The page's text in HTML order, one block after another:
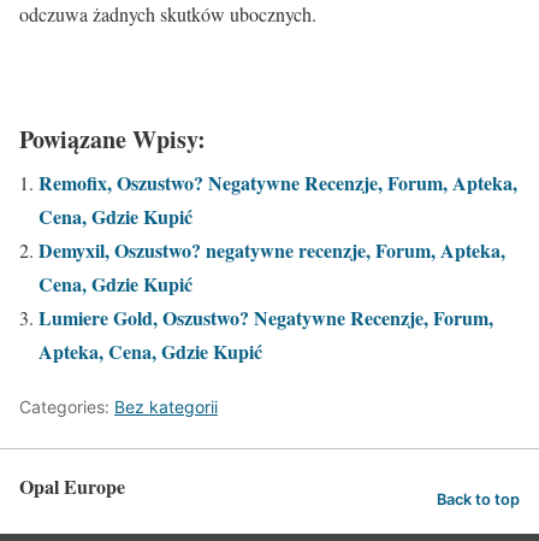
odczuwa żadnych skutków ubocznych.
Powiązane Wpisy:
Remofix, Oszustwo? Negatywne Recenzje, Forum, Apteka,
Cena, Gdzie Kupić
Demyxil, Oszustwo? negatywne recenzje, Forum, Apteka,
Cena, Gdzie Kupić
Lumiere Gold, Oszustwo? Negatywne Recenzje, Forum,
Apteka, Cena, Gdzie Kupić
Categories: Bez kategorii
Opal Europe Back to top